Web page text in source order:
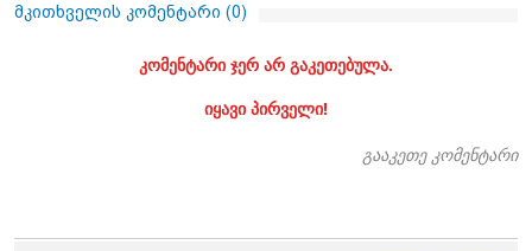
მკითხველის კომენტარი (0)
კომენტარი ჯერ არ გაკეთებულა.
იყავი პირველი!
გააკეთე კომენტარი